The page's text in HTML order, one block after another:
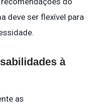
deve ser flexível para
à
as